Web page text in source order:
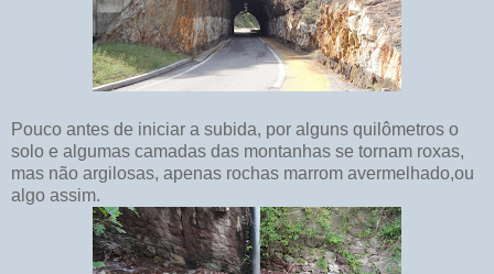
Pouco antes de iniciar a subida, por alguns quilômetros o
solo e algumas camadas das montanhas se tornam roxas,
mas não argilosas, apenas rochas marrom avermelhado,ou
algo assim.